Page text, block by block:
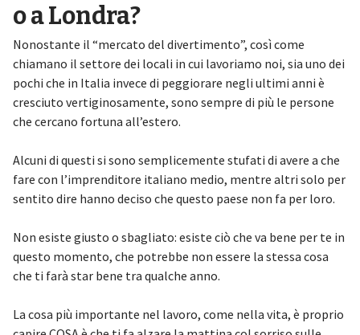
o a Londra?
Nonostante il “mercato del divertimento”, così come
chiamano il settore dei locali in cui lavoriamo noi, sia uno dei
pochi che in Italia invece di peggiorare negli ultimi anni è
cresciuto vertiginosamente, sono sempre di più le persone
che cercano fortuna all’estero.
Alcuni di questi si sono semplicemente stufati di avere a che
fare con l’imprenditore italiano medio, mentre altri solo per
sentito dire hanno deciso che questo paese non fa per loro.
Non esiste giusto o sbagliato: esiste ciò che va bene per te in
questo momento, che potrebbe non essere la stessa cosa
che ti farà star bene tra qualche anno.
La cosa più importante nel lavoro, come nella vita, è proprio